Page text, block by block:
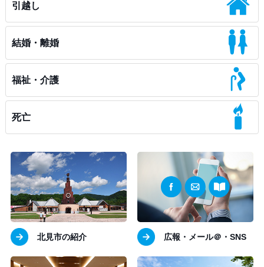
引越し
結婚・離婚
福祉・介護
死亡
北見市の紹介 広報・メール＠・SNS